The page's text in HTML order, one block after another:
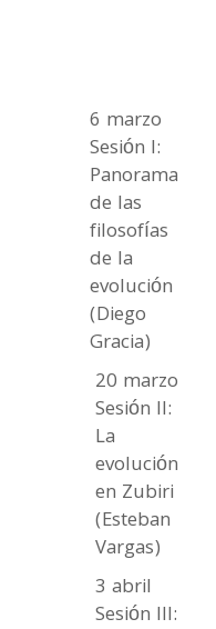
6 marzo
Sesión I:
Panorama
de las
filosofías
de la
evolución
(Diego
Gracia)
20 marzo
Sesión II:
La
evolución
en Zubiri
(Esteban
Vargas)
3 abril
Sesión III: